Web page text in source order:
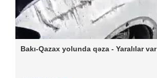
Bakı-Qazax yolunda qəza - Yaralılar var